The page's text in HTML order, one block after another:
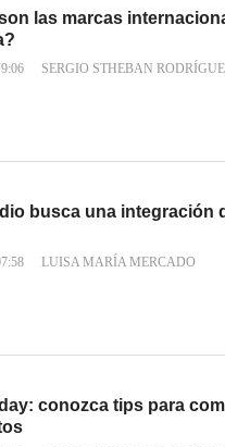
las marcas
SERGIO STHEBAN
busca una integración
LUISA MARÍA MERCADO
conozca tips para